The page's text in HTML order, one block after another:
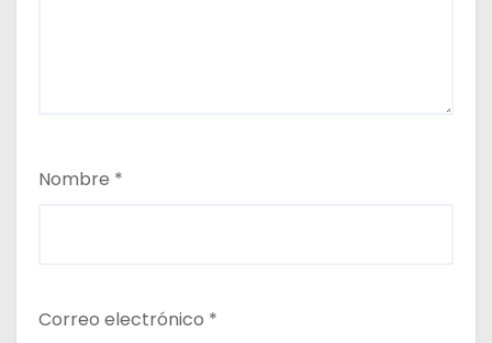
Nombre *
Correo electrónico *